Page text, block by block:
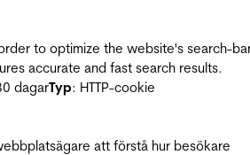
to optimize the website's search-
accurate and fast search results.
dagarTyp: HTTP-cookie
att förstå hur besökare